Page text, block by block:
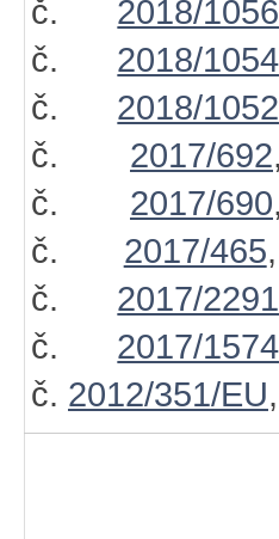
č. 2018/1056
č. 2018/1054
č. 2018/1052
č. 2017/692
č. 2017/690
č. 2017/465
č. 2017/2291
č. 2017/1574
č. 2012/351/EU